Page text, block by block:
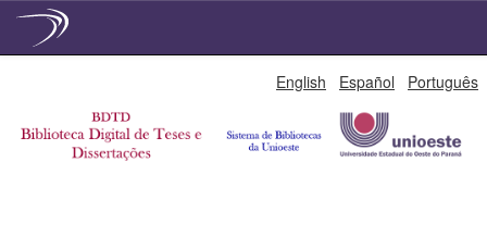
English Español Português